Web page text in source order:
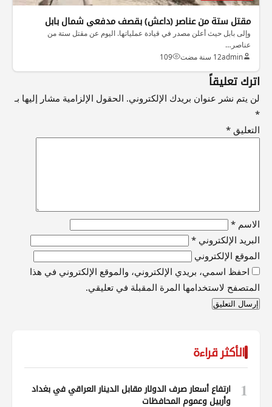
مقتل ستة من عناصر (داعش) بقصف مدفعي شمال بابل
وإلى بابل حيث أعلن مصدر في قيادة عملياتها. اليوم عن مقتل ستة من
عناصر…
admin12 سنة مضت 109
اترك تعليقاً
لن يتم نشر عنوان بريدك الإلكتروني. الحقول الإلزامية مشار إليها بـ
*
التعليق *
الاسم *
البريد الإلكتروني *
الموقع الإلكتروني
احفظ اسمي، بريدي الإلكتروني، والموقع الإلكتروني في هذا
المتصفح لاستخدامها المرة المقبلة في تعليقي.
الأكثر قراءة
1
ارتفاع أسعار صرف الدولار مقابل الدينار العراقي في بغداد
وأربيل وعموم المحافظات